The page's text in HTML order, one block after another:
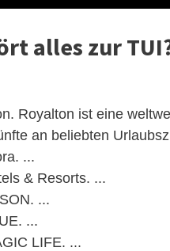
alles zur
Royalton ist eine
an beliebten
...
& Resorts. ...
...
...
LIFE. ...